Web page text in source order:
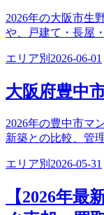
2026年の大阪市生
や、戸建て・長屋
エリア別 2026-06-01
大阪府豊中
2026年の豊中市マ
新築との比較、管
エリア別 2026-05-31
【2026年